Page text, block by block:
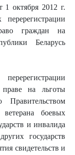
1 октября 2012 г.
граждан на
Беларусь
праве на льготы
Правительством
боевых
и инвалида
государств
свидетельств и